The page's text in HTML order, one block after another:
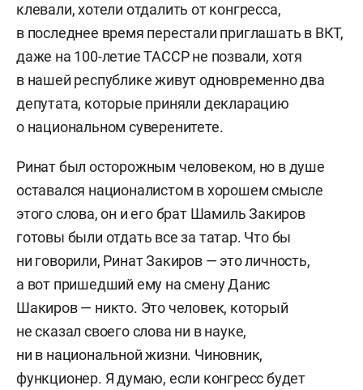
клевали, хотели отдалить от конгресса,
в последнее время перестали приглашать в ВКТ,
даже на 100-летие ТАССР не позвали, хотя
в нашей республике живут одновременно два
депутата, которые приняли декларацию
о национальном суверенитете.
Ринат был осторожным человеком, но в душе
оставался националистом в хорошем смысле
этого слова, он и его брат Шамиль Закиров
готовы были отдать все за татар. Что бы
ни говорили, Ринат Закиров — это личность,
а вот пришедший ему на смену Данис
Шакиров — никто. Это человек, который
не сказал своего слова ни в науке,
ни в национальной жизни. Чиновник,
функционер. Я думаю, если конгресс будет